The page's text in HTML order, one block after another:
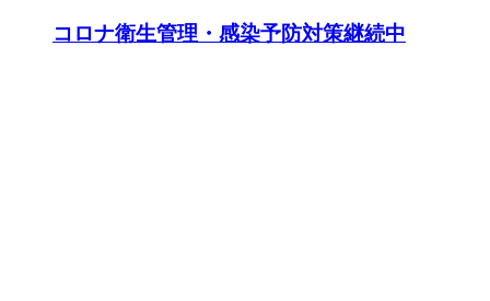
コロナ衛生管理・感染予防対策継続中